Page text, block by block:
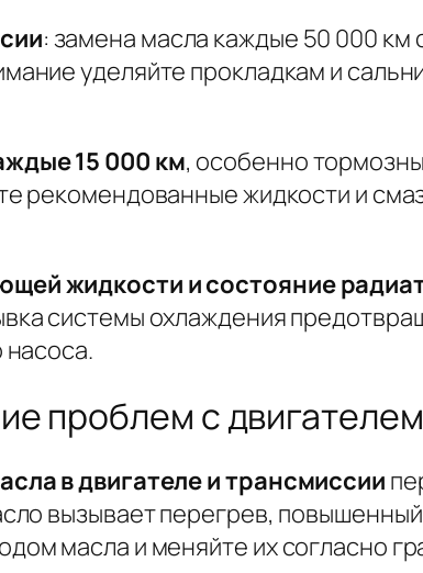
: замена масла каждые 50 000
уделяйте прокладкам и
15 000 км, особенно
рекомендованные жидкости и
жидкости и состояние
системы охлаждения
проблем с
в двигателе и трансмиссии
вызывает перегрев,
масла и меняйте их согласно